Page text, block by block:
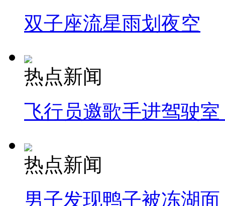
双子座流星雨划夜空
热点新闻
飞行员邀歌手进驾驶
热点新闻
男子发现鸭子被冻湖